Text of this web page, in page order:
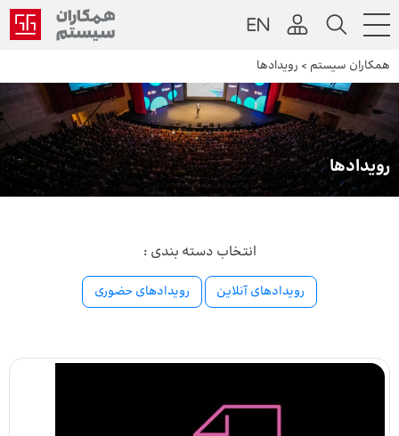
همکاران سیستم > رویداد‌ها
رویداد‌ها
انتخاب دسته بندی :
رویداد‌های آنلاین رویدادهای حضوری